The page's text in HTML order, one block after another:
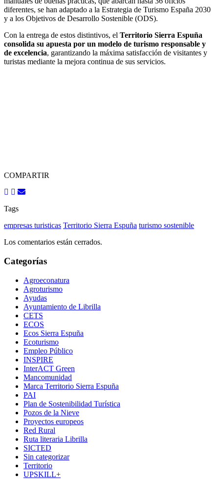
diferentes, se han adaptado a la Estrategia de Turismo España 2030
y a los Objetivos de Desarrollo Sostenible (ODS).
Con la entrega de estos distintivos, el Territorio Sierra Espuña
consolida su apuesta por un modelo de turismo responsable y
de excelencia, garantizando la máxima satisfacción de visitantes y
turistas mediante la mejora continua de sus servicios.
COMPARTIR
Tags
empresas turisticas Territorio Sierra Espuña turismo sostenible
Los comentarios están cerrados.
Categorías
Agroeconatura
Agroturismo
Ayudas
Ayuntamiento de Librilla
CETS
ECOS
Ecos Sierra Espuña
Ecoturismo
Empleo Público
INSPIRE
InterACT Green
Mancomunidad
Marca Territorio Sierra Espuña
PAI
Plan de Sostenibilidad Turística
Pozos de la Nieve
Proyectos europeos
Red Rural
Ruta literaria Librilla
SICTED
Sin categorizar
Territorio
UPSKILL+